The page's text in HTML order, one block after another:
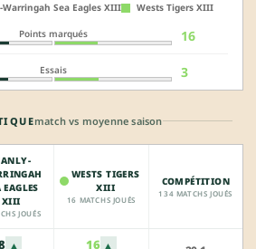
Warringah Sea Eagles XIII Wests Tigers XIII
Points marqués 16
Essais 3
match vs moyenne saison
EAGLES
XIII
JOUÉS
WESTS TIGERS
XIII
16 MATCHS JOUÉS
COMPÉTITION
134 MATCHS JOUÉS
▲ 16 ▲